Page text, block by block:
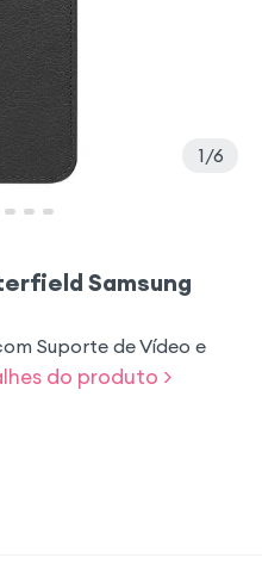
1 6
Samsung
Suporte de Vídeo e
do produto >